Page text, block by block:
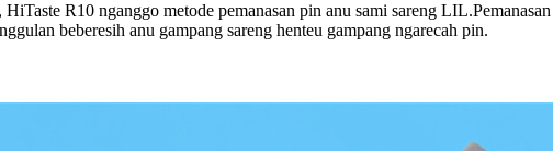
R10 nganggo metode pemanasan pin anu sami sareng
beberesih anu gampang sareng henteu gampang ngarecah pin.